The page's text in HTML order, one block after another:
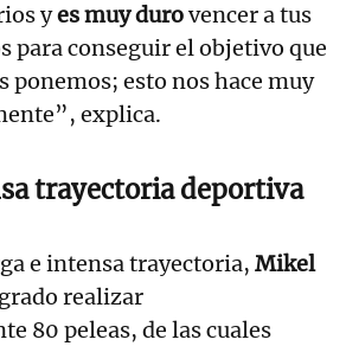
yes muy durovencer a tus
para conseguir el objetivo que
ponemos; esto nos hace muy
explica.
trayectoria deportiva
e intensa trayectoria, Mikel
realizar
80 peleas, de las cuales